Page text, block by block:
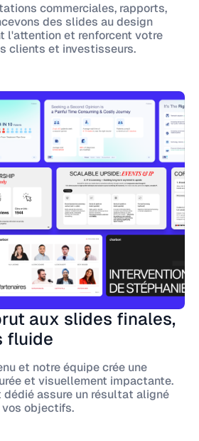
commerciales, rapports,
des slides au design
l'attention et renforcent votre
clients et investisseurs.
aux slides finales,
fluide
et notre équipe crée une
et visuellement impactante.
assure un résultat aligné
objectifs.